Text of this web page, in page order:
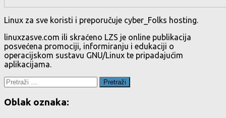
Linux za sve koristi i preporučuje cyber_Folks hosting.
linuxzasve.com ili skraćeno LZS je online publikacija
posvećena promociji, informiranju i edukaciji o
operacijskom sustavu GNU/Linux te pripadajućim
aplikacijama.
Pretraži:
Oblak oznaka: